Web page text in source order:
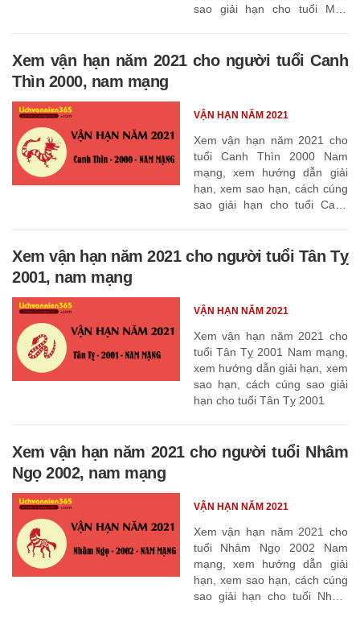
sao giải hạn cho tuổi Mậu
Xem vận hạn năm 2021 cho người tuổi Canh
Thìn 2000, nam mạng
Xem vận hạn năm 2021 cho
tuổi Canh Thìn 2000 Nam
mạng, xem hướng dẫn giải
hạn, xem sao hạn, cách cúng
sao giải hạn cho tuổi Canh
VẬN HẠN NĂM 2021
Xem vận hạn năm 2021 cho người tuổi Tân Tỵ
2001, nam mạng
Xem vận hạn năm 2021 cho
tuổi Tân Tỵ 2001 Nam mạng,
xem hướng dẫn giải hạn, xem
sao hạn, cách cúng sao giải
hạn cho tuổi Tân Tỵ 2001
VẬN HẠN NĂM 2021
Xem vận hạn năm 2021 cho người tuổi Nhâm
Ngọ 2002, nam mạng
Xem vận hạn năm 2021 cho
tuổi Nhâm Ngọ 2002 Nam
mạng, xem hướng dẫn giải
hạn, xem sao hạn, cách cúng
sao giải hạn cho tuổi Nhâm
VẬN HẠN NĂM 2021